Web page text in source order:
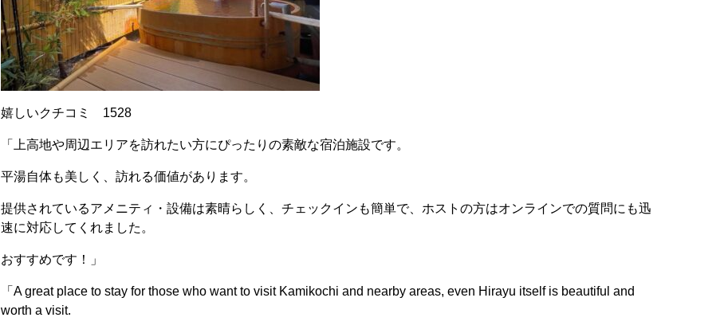
嬉しいクチコミ 1528
「上高地や周辺エリアを訪れたい方にぴったりの素敵な宿泊施設です。
平湯自体も美しく、訪れる価値があります。
提供されているアメニティ・設備は素晴らしく、チェックインも簡単で、ホストの方はオンラインでの質問にも迅
速に対応してくれました。
おすすめです！」
「A great place to stay for those who want to visit Kamikochi and nearby areas, even Hirayu itself is beautiful and
worth a visit.